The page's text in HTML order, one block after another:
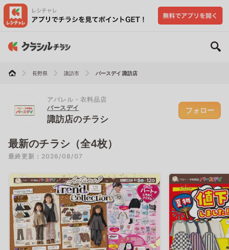
長野県 諏訪市 バースデイ 諏訪店
アパレル・衣料品店
バースデイ
諏訪店のチラシ
フォロー
最新のチラシ（全4枚）
最終更新：2026/08/07